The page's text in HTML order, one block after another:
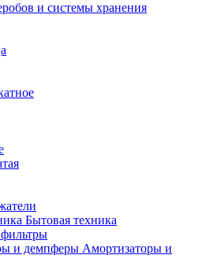
и системы хранения
Бытовая техника
Амортизаторы и